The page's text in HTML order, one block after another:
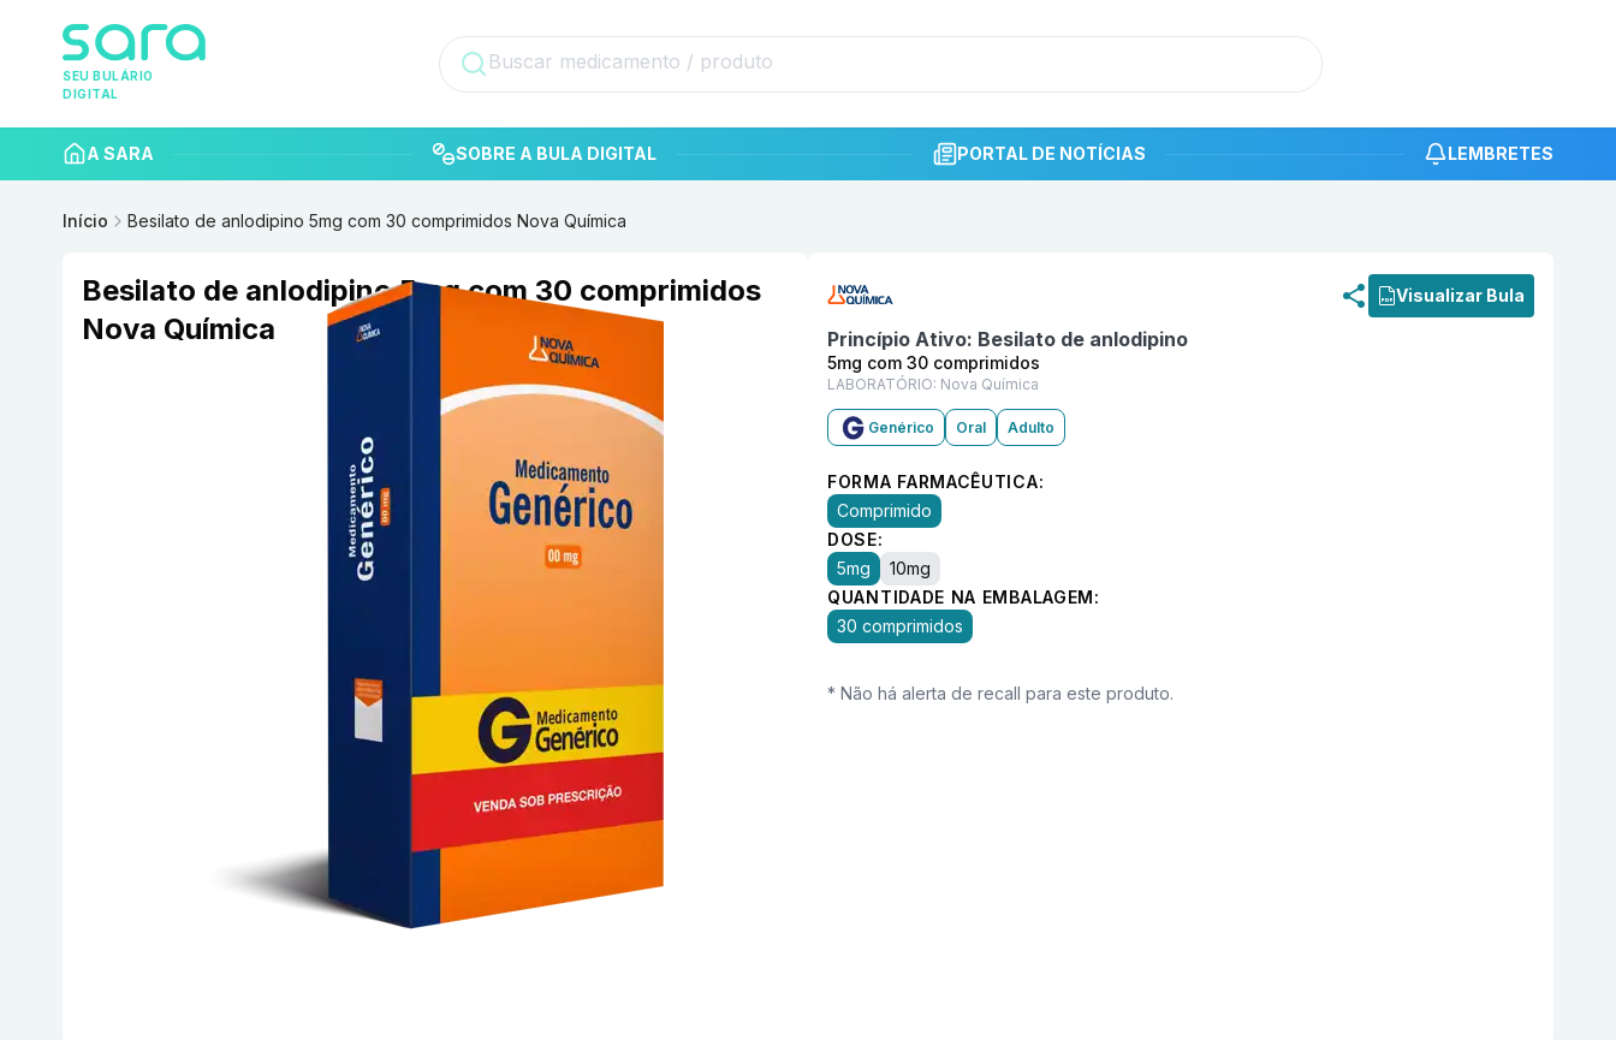
SEU BULÁRIO
DIGITAL
A SARA SOBRE A BULA DIGITAL PORTAL DE NOTÍCIAS LEMBRETES
Início Besilato de anlodipino 5mg com 30 comprimidos Nova Química
Besilato de anlodipino 5mg com 30 comprimidos
Nova Química
Visualizar Bula
Princípio Ativo: Besilato de anlodipino
5mg com 30 comprimidos
LABORATÓRIO: Nova Química
Genérico Oral Adulto
FORMA FARMACÊUTICA:
Comprimido
DOSE:
5mg
10mg
QUANTIDADE NA EMBALAGEM:
30 comprimidos
* Não há alerta de recall para este produto.